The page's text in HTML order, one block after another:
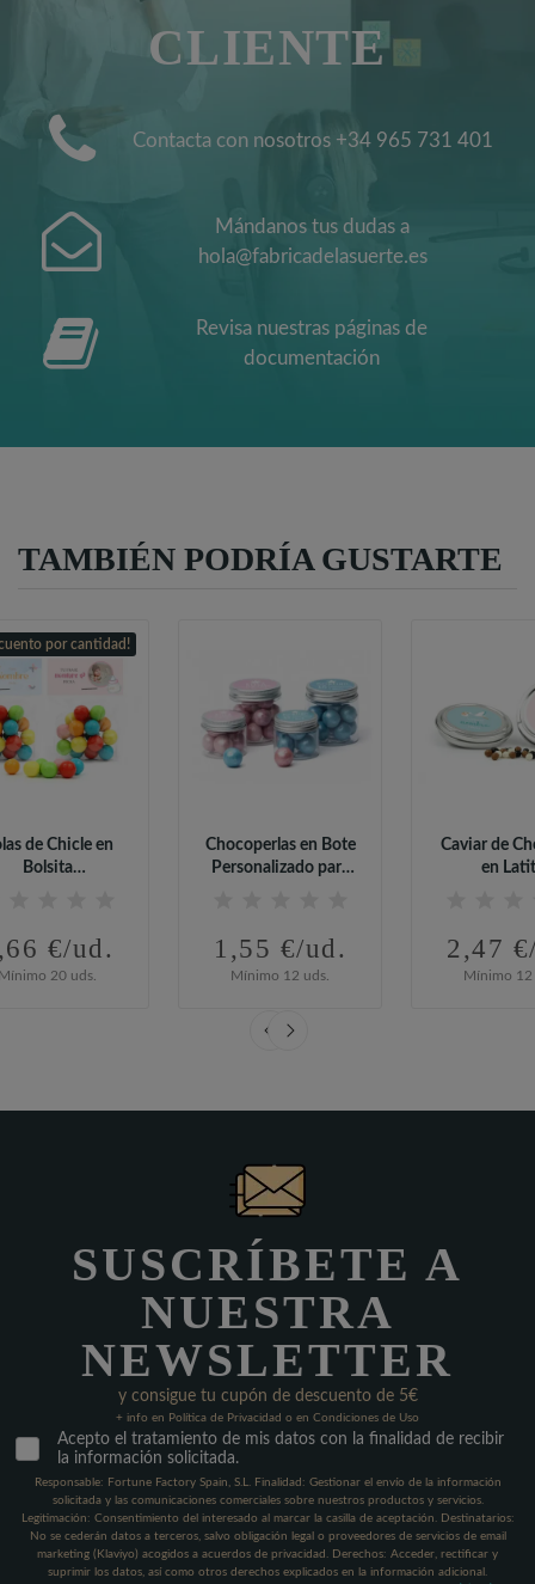
CLIENTE
Contacta con nosotros +34 965 731 401
Mándanos tus dudas a
hola@fabricadelasuerte.es
Revisa nuestras páginas de
documentación
TAMBIÉN PODRÍA GUSTARTE
por cantidad!
de Chicle en
Bolsita
€/ud.
20 uds.
Chocoperlas en Bote
Personalizado para
1,55 €/ud.
Mínimo 12 uds.
Caviar de
en
2,47
Mínimo 12
SUSCRÍBETE A
NUESTRA
NEWSLETTER
y consigue tu cupón de descuento de 5€
+ info en Política de Privacidad o en Condiciones de Uso
Acepto el tratamiento de mis datos con la finalidad de recibir
la información solicitada.
Responsable: Fortune Factory Spain, S.L. Finalidad: Gestionar el envío de la información
solicitada y las comunicaciones comerciales sobre nuestros productos y servicios.
Legitimación: Consentimiento del interesado al marcar la casilla de aceptación. Destinatarios:
No se cederán datos a terceros, salvo obligación legal o proveedores de servicios de email
marketing (Klaviyo) acogidos a acuerdos de privacidad. Derechos: Acceder, rectificar y
suprimir los datos, así como otros derechos explicados en la información adicional.